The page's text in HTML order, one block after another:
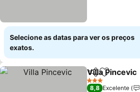
Selecione as datas para ver os preços
exatos.
PartilharAdicionar
Villa Pincevic
3 Estrelas
8,8 Excelente